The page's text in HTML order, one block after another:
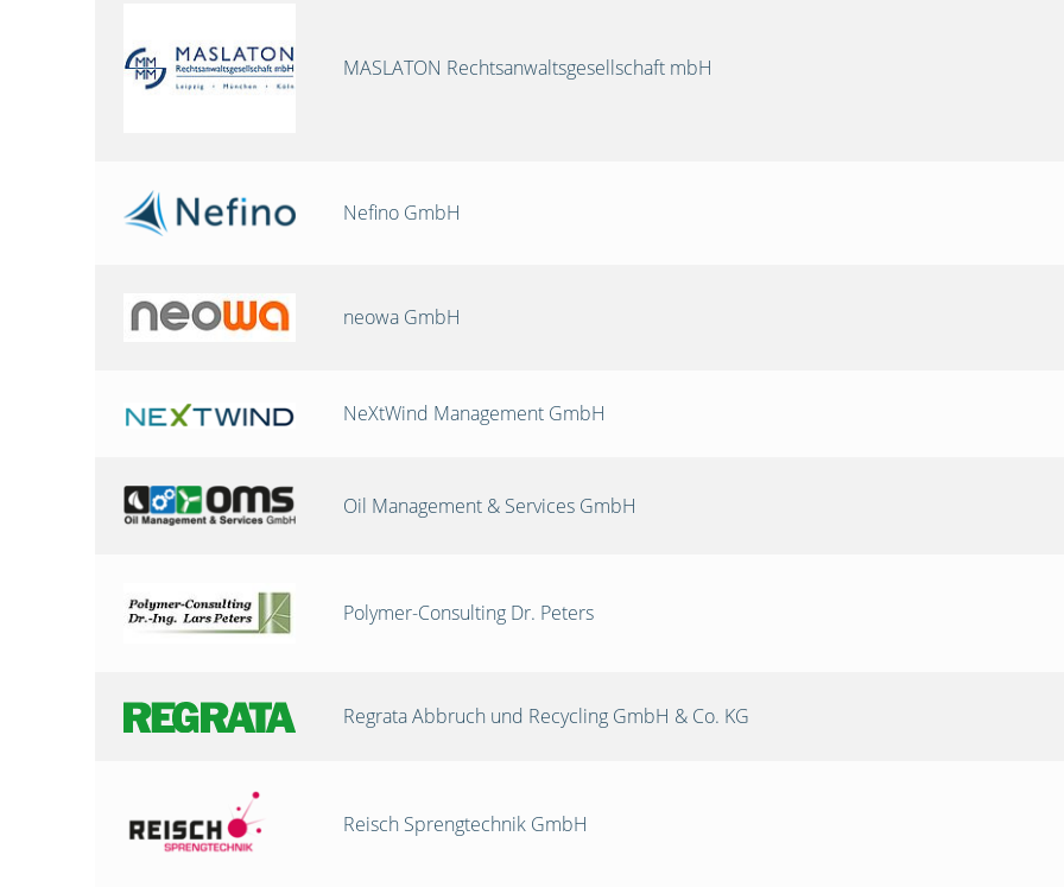
MASLATON Rechtsanwaltsgesellschaft mbH
Nefino GmbH
neowa GmbH
NeXtWind Management GmbH
Oil Management & Services GmbH
Polymer-Consulting Dr. Peters
Regrata Abbruch und Recycling GmbH & Co. KG
Reisch Sprengtechnik GmbH